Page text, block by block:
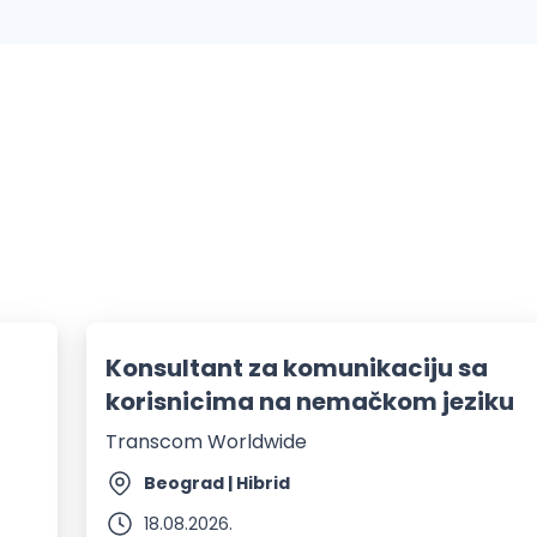
Konsultant za komunikaciju sa
korisnicima na nemačkom jeziku
Transcom Worldwide
Beograd | Hibrid
18.08.2026.